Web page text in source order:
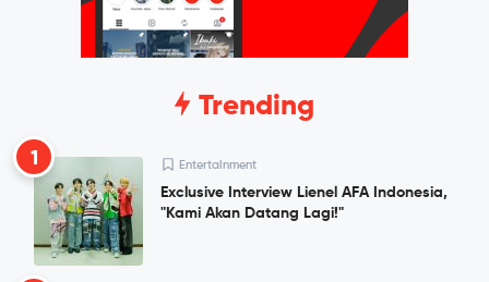
Trending
1 Entertainment
Exclusive Interview Lienel AFA Indonesia,
"Kami Akan Datang Lagi!"